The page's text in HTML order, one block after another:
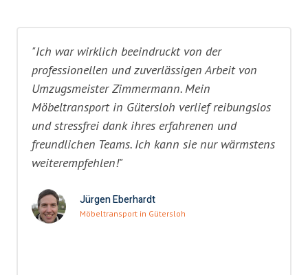
"Ich war wirklich beeindruckt von der
professionellen und zuverlässigen Arbeit von
Umzugsmeister Zimmermann. Mein
Möbeltransport in Gütersloh verlief reibungslos
und stressfrei dank ihres erfahrenen und
freundlichen Teams. Ich kann sie nur wärmstens
weiterempfehlen!"
Jürgen Eberhardt
Möbeltransport in Gütersloh